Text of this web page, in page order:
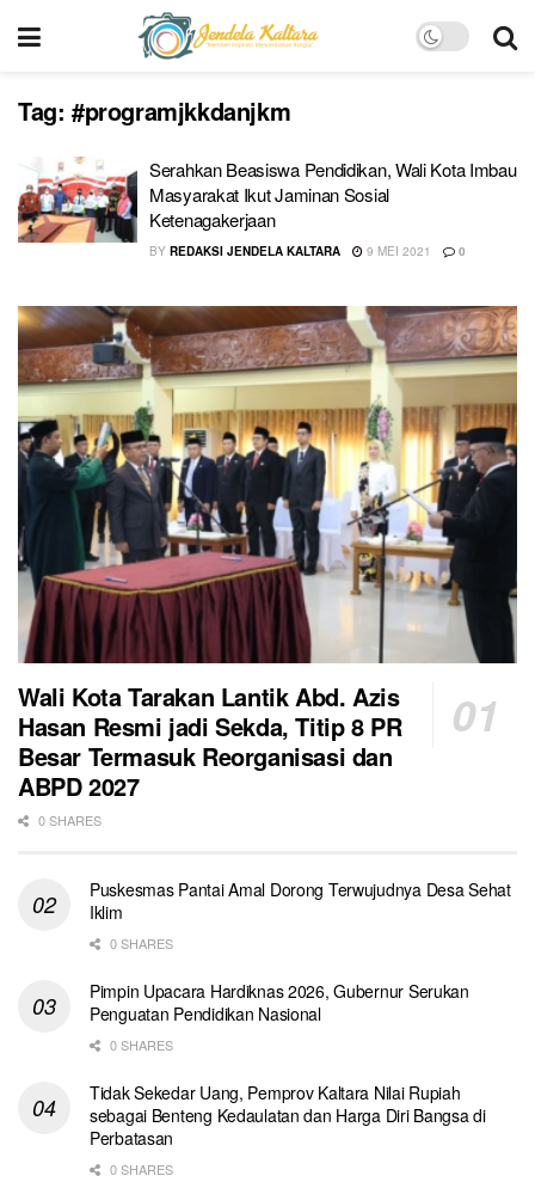
Tag: #programjkkdanjkm
Serahkan Beasiswa Pendidikan, Wali Kota Imbau
Masyarakat Ikut Jaminan Sosial
Ketenagakerjaan
BY REDAKSI JENDELA KALTARA 9 MEI 2021 0
Wali Kota Tarakan Lantik Abd. Azis
Hasan Resmi jadi Sekda, Titip 8 PR
Besar Termasuk Reorganisasi dan
ABPD 2027
0 SHARES
Puskesmas Pantai Amal Dorong Terwujudnya Desa Sehat
Iklim
0 SHARES
Pimpin Upacara Hardiknas 2026, Gubernur Serukan
Penguatan Pendidikan Nasional
0 SHARES
Tidak Sekedar Uang, Pemprov Kaltara Nilai Rupiah
sebagai Benteng Kedaulatan dan Harga Diri Bangsa di
Perbatasan
0 SHARES